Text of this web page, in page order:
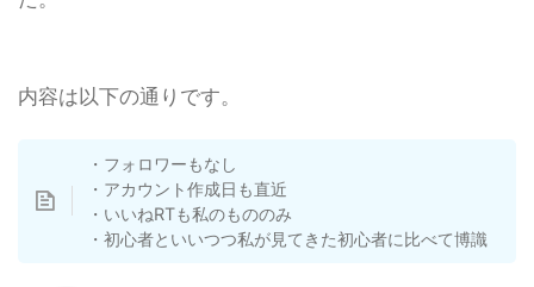
内容は以下の通りです。
・フォロワーもなし
・アカウント作成日も直近
・いいねRTも私のもののみ
・初心者といいつつ私が見てきた初心者に比べて博識